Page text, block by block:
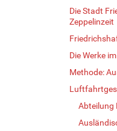
Die Stadt
Zeppelinzeit
Die Werke
Methode:
Abteilung